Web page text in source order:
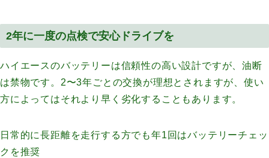
2年に一度の点検で安心ドライブを
ハイエースのバッテリーは信頼性の高い設計ですが、油断
は禁物です。2〜3年ごとの交換が理想とされますが、使い
方によってはそれより早く劣化することもあります。
日常的に長距離を走行する方でも年1回はバッテリーチェッ
クを推奨